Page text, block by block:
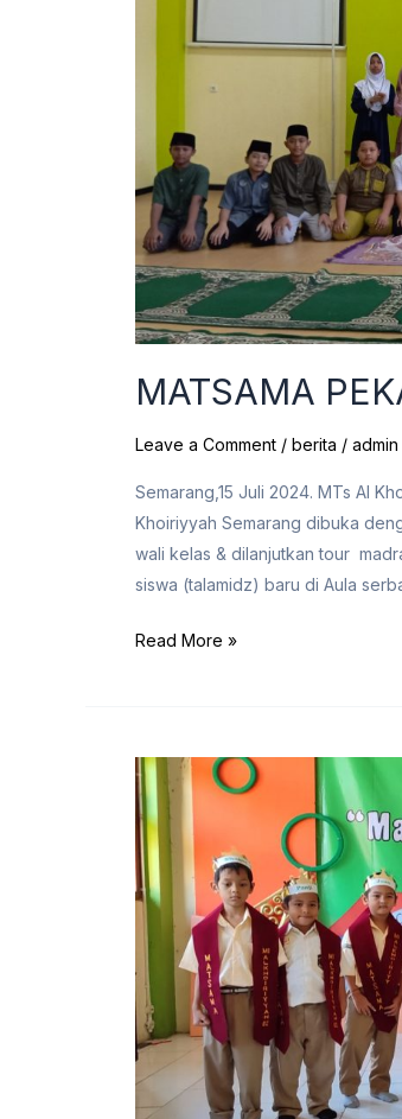
MATSAMA
Leave a Comment / berita / admin
Semarang,15 Juli 2024. MTs Al
Khoiriyyah Semarang dibuka
wali kelas & dilanjutkan tour
siswa (talamidz) baru di Aula
Read More »
MATSAMA
MI-
02